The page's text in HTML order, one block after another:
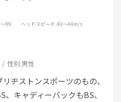
99 ヘッドスピード:40～44m/s
性別:男性
ヂストンスポーツのもの、
キャディーバックもBS、